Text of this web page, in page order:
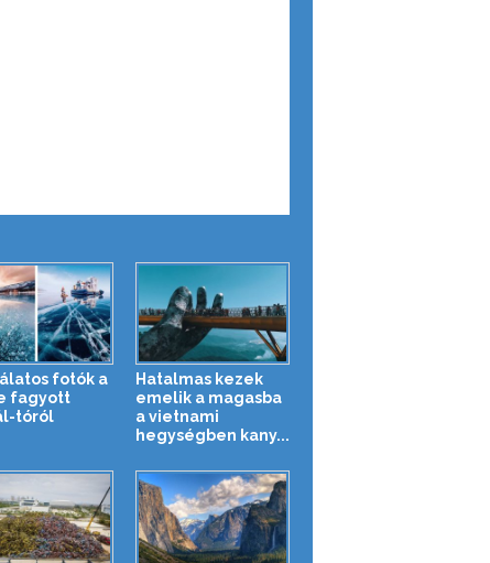
fotók a
fagyott
tóról
Hatalmas kezek
emelik a magasba
a vietnami
hegységben kany...